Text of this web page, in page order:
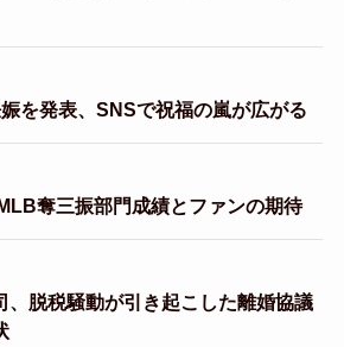
を発表、SNSで祝福の嵐が広がる
奪三振部門成績とファンの期待
、脱税騒動が引き起こした離婚協議